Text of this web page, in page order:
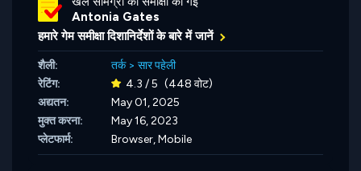
Antonia Gates
हमारे गेम समीक्षा दिशानिर्देशों के बारे में जानें
शैली: तर्क> सार पहेली
रेटिंग:
4.3 / 5 (448 वोट)
अद्यतन:
May 01, 2025
मुक्त करना:
May 16, 2023
प्लेटफार्म:
Browser, Mobile